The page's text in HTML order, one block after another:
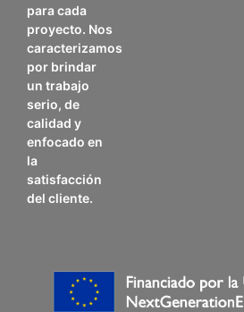
para cada
proyecto. Nos
caracterizamos
por brindar
un trabajo
serio, de
calidad y
enfocado en
la
satisfacción
del cliente.